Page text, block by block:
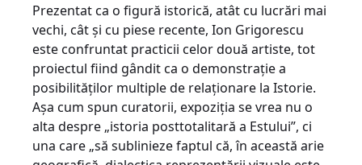
Prezentat ca o figură istorică, atât cu lucrări mai
vechi, cât şi cu piese recente, Ion Grigorescu
este confruntat practicii celor două artiste, tot
proiectul fiind gândit ca o demonstraţie a
posibilităţilor multiple de relaţionare la Istorie.
Aşa cum spun curatorii, expoziţia se vrea nu o
alta despre „istoria posttotalitară a Estului”, ci
una care „să sublinieze faptul că, în această arie